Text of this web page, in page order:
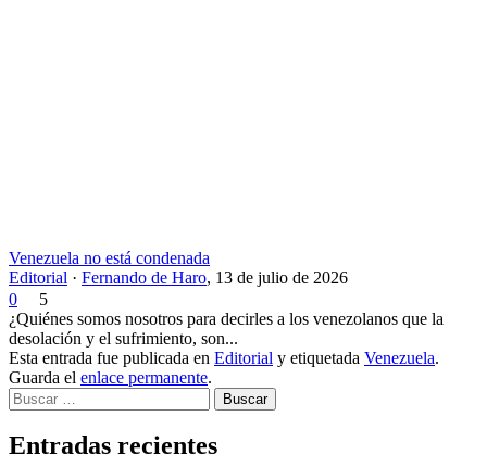
Venezuela no está condenada
Editorial · Fernando de Haro, 13 de julio de 2026
0
5
¿Quiénes somos nosotros para decirles a los venezolanos que la
desolación y el sufrimiento, son...
Esta entrada fue publicada en Editorial y etiquetada Venezuela.
Guarda el enlace permanente.
Buscar
Entradas recientes